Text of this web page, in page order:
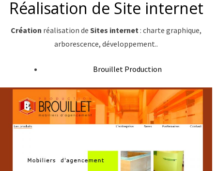
Réalisation de Site internet
Création réalisation de Sites internet: charte graphique,
arborescence, développement..
Brouillet Production